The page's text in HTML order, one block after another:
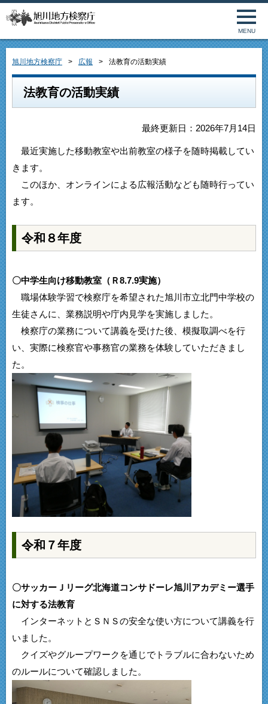
MENU
旭川地方検察庁 広報 法教育の活動実績
法教育の活動実績
最終更新日：2026年7月14日
最近実施した移動教室や出前教室の様子を随時掲載してい
きます。
このほか、オンラインによる広報活動なども随時行ってい
ます。
令和８年度
〇中学生向け移動教室（Ｒ8.7.9実施）
職場体験学習で検察庁を希望された旭川市立北門中学校の
生徒さんに、業務説明や庁内見学を実施しました。
検察庁の業務について講義を受けた後、模擬取調べを行
い、実際に検察官や事務官の業務を体験していただきまし
た。
令和７年度
〇サッカーＪリーグ北海道コンサドーレ旭川アカデミー選手
に対する法教育
インターネットとＳＮＳの安全な使い方について講義を行
いました。
クイズやグループワークを通じでトラブルに合わないため
のルールについて確認しました。